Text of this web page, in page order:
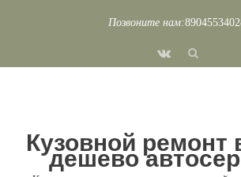
Позвоните нам:
fa-
Кузовной ремонт
дешево
* *
*
*
* *
*
*